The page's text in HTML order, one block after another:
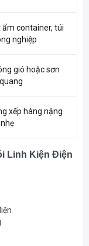
container, túi
nghiệp
gió hoặc sơn
xếp hàng nặng
Linh Kiện Điện